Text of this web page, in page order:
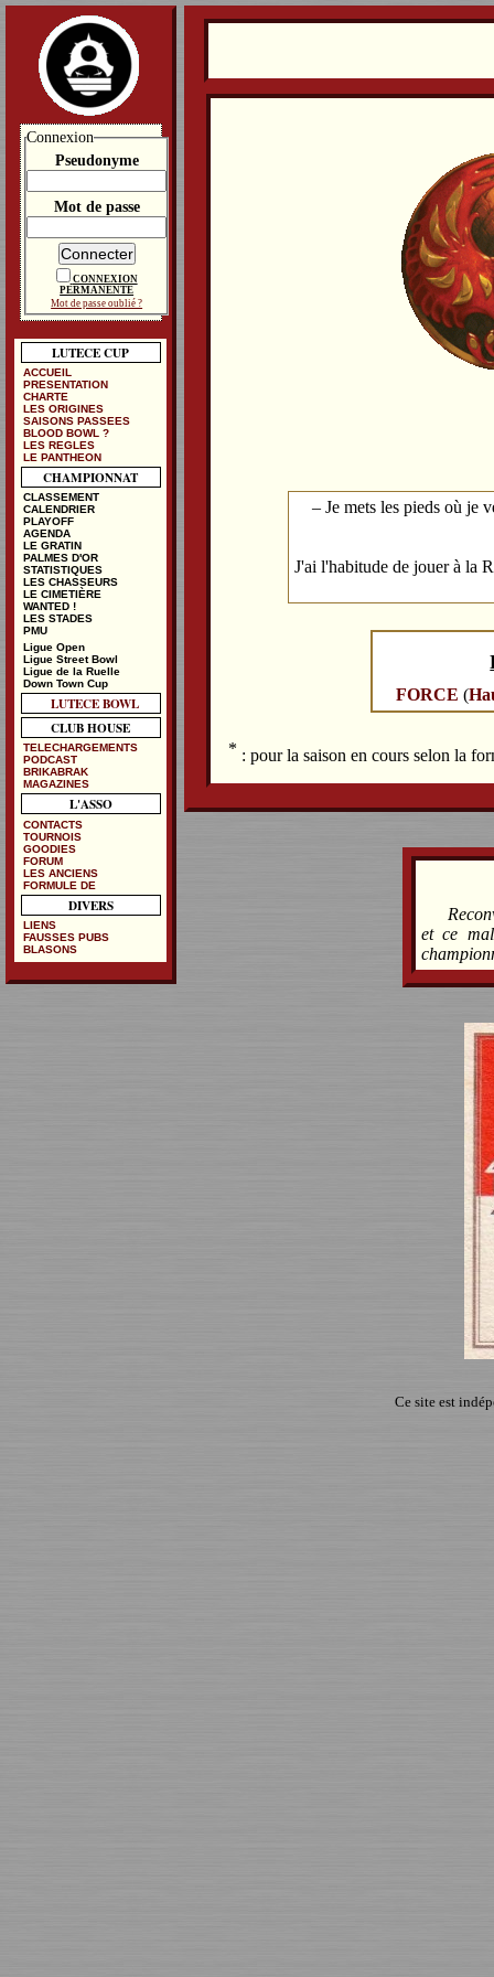
– Je mets les pieds où je
J'ai l'habitude de jouer à la
FORCE (
* : pour la saison en cours selon la
et ce
Ce site est
Connexion
Pseudonyme
Mot de passe
CONNEXION
PERMANENTE
Mot de passe oublié ?
LUTECE CUP
ACCUEIL
PRESENTATION
CHARTE
LES ORIGINES
SAISONS PASSEES
BLOOD BOWL ?
LES REGLES
LE PANTHEON
CHAMPIONNAT
CLASSEMENT
CALENDRIER
PLAYOFF
AGENDA
LE GRATIN
PALMES D'OR
STATISTIQUES
LES CHASSEURS
LE CIMETIÈRE
WANTED !
LES STADES
PMU
Ligue Open
Ligue Street Bowl
Ligue de la Ruelle
Down Town Cup
LUTECE BOWL
CLUB HOUSE
TELECHARGEMENTS
PODCAST
BRIKABRAK
MAGAZINES
L'ASSO
CONTACTS
TOURNOIS
GOODIES
FORUM
LES ANCIENS
FORMULE DE
DIVERS
LIENS
FAUSSES PUBS
BLASONS